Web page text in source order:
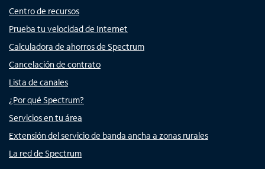
Centro de recursos
Prueba tu velocidad de Internet
Calculadora de ahorros de Spectrum
Cancelación de contrato
Lista de canales
¿Por qué Spectrum?
Servicios en tu área
Extensión del servicio de banda ancha a zonas rurales
La red de Spectrum